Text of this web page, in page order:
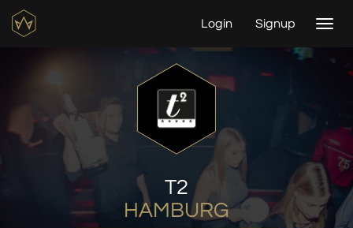
Login Signup
T2
HAMBURG